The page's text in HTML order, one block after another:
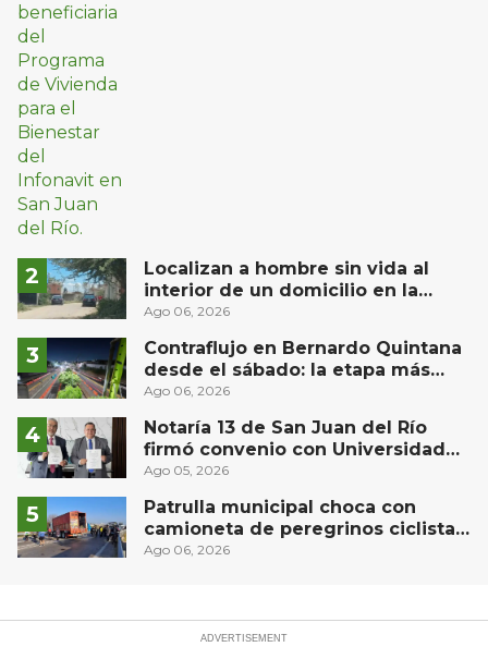
Localizan a hombre sin vida al
interior de un domicilio en la
comunidad El Rodeo, San Juan del
Ago 06, 2026
Contraflujo en Bernardo Quintana
desde el sábado: la etapa más
compleja del operativo vial
Ago 06, 2026
Notaría 13 de San Juan del Río
firmó convenio con Universidad
Privada del Bajío para recibir
Ago 05, 2026
Patrulla municipal choca con
camioneta de peregrinos ciclistas
en la autopista México-Querétaro
Ago 06, 2026